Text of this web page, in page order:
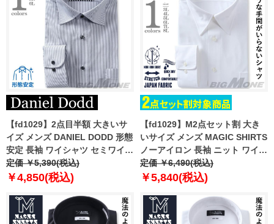
【fd1029】2点目半額 大きいサ
イズ メンズ DANIEL DODD 形態
安定 長袖 ワイシャツ セミワイド
カラー eadn87-78
定価 ￥5,390(税込)
￥4,850(税込)
【fd1029】M2点セット割 大き
いサイズ メンズ MAGIC SHIRTS
ノーアイロン 長袖 ニット ワイシ
ャツ レギュラー 吸水速乾 ストレ
ッチ 日本製生地使用 ewma09-
定価 ￥6,490(税込)
￥5,840(税込)